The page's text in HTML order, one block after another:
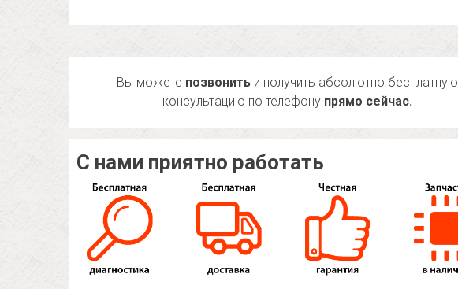
Вы можете позвонить и получить абсолютно бесплатную
консультацию по телефону прямо сейчас.
С нами приятно работать